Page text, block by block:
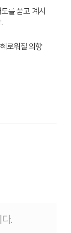
를 품고 계시
.
로워질 의향
.